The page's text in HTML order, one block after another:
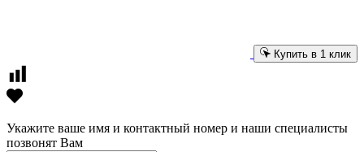
Купить в 1 клик
Укажите ваше имя и контактный номер и наши специалисты
позвонят Вам